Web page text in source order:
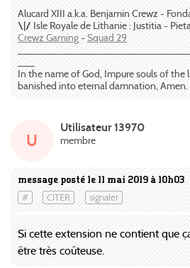
Alucard XIII a.k.a. Benjamin Crewz -
\|/ Isle Royale de Lithanie : Justitia -
Crewz Gaming-Squad 29
In the name of God, Impure souls of the
banished into eternal damnation, Amen.
message posté le 11 mai 2019 à 10h03
# CITER signaler
U
Utilisateur 13970
membre
Si cette extension ne contient que
être très coûteuse.